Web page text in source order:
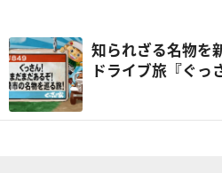
知られざる名物を
ドライブ旅『ぐっ